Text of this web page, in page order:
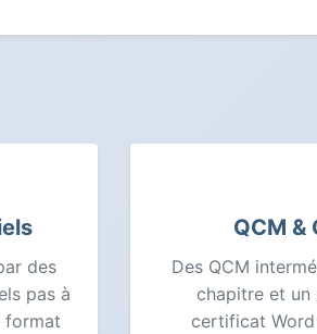
des
pas à
format
QCM
Des QCM
chapitre et un
certificat